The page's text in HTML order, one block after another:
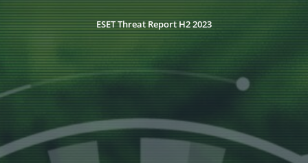
ESET Threat Report H2 2023